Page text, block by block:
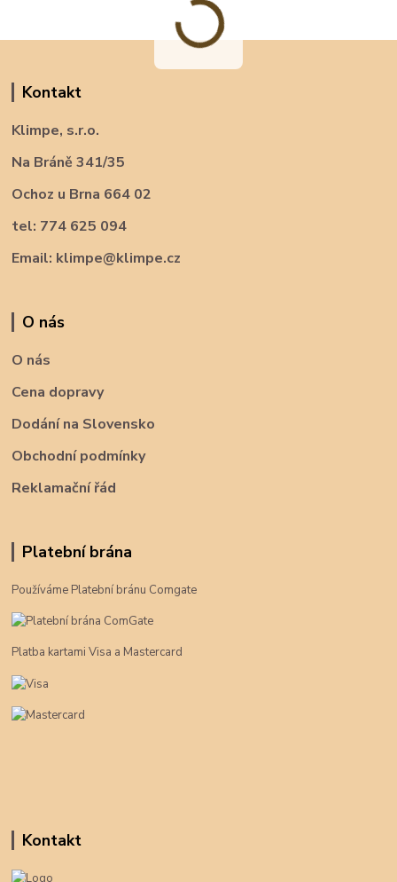
Kontakt
Klimpe, s.r.o.
Na Bráně 341/35
Ochoz u Brna 664 02
tel: 774 625 094
Email: klimpe@klimpe.cz
O nás
O nás
Cena dopravy
Dodání na Slovensko
Obchodní podmínky
Reklamační řád
Platební brána
Používáme Platební bránu Comgate
Platba kartami Visa a Mastercard
Kontakt